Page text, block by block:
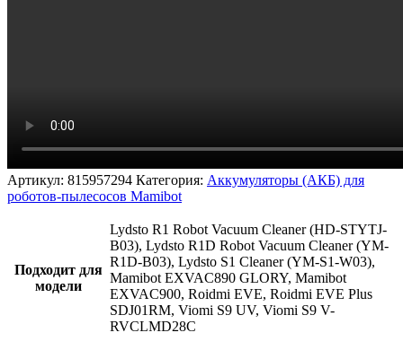
Артикул: 815957294 Категория: Аккумуляторы (АКБ) для
роботов-пылесосов Mamibot
Подходит для
модели
Lydsto R1 Robot Vacuum Cleaner (HD-STYTJ-
B03), Lydsto R1D Robot Vacuum Cleaner (YM-
R1D-B03), Lydsto S1 Cleaner (YM-S1-W03),
Mamibot EXVAC890 GLORY, Mamibot
EXVAC900, Roidmi EVE, Roidmi EVE Plus
SDJ01RM, Viomi S9 UV, Viomi S9 V-
RVCLMD28C